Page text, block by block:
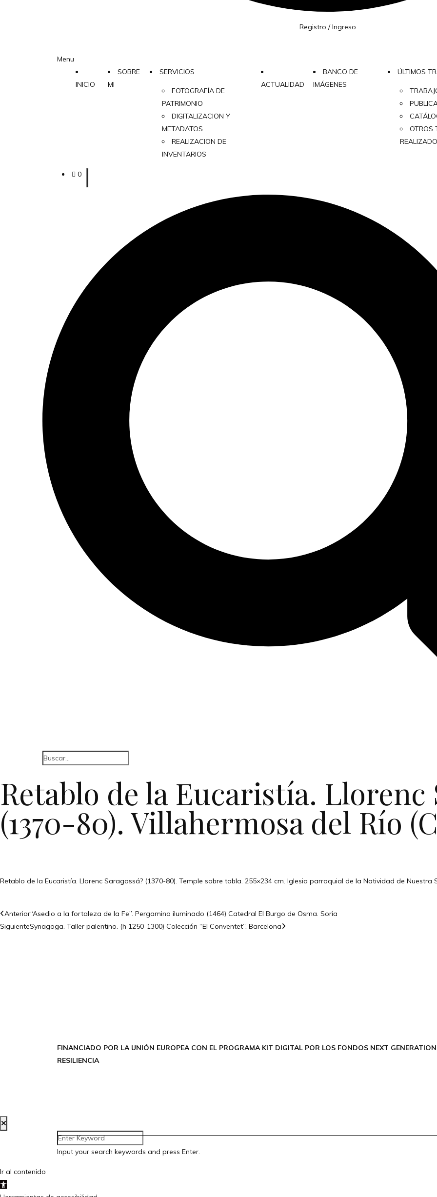
Registro / Ingreso
Menu
INICIO
SOBRE
MI
SERVICIOS
FOTOGRAFÍA DE
PATRIMONIO
DIGITALIZACION Y
METADATOS
REALIZACION DE
INVENTARIOS
ACTUALIDAD
BANCO DE
IMÁGENES
ÚLTIMOS
OTROS
0
Retablo de la Eucaristía. Llorenc
(1370-80). Villahermosa del Río
Retablo de la Eucaristía. Llorenc Saragossá? (1370-80). Temple sobre tabla. 255×234 cm. Iglesia parroquial de la Natividad de Nuestra
Anterior“Asedio a la fortaleza de la Fe”. Pergamino iluminado (1464) Catedral El Burgo de Osma. Soria
SiguienteSynagoga. Taller palentino. (h 1250-1300) Colección “El Conventet”. Barcelona
FINANCIADO POR LA UNIÓN EUROPEA CON EL PROGRAMA KIT DIGITAL POR LOS FONDOS NEXT
RESILIENCIA
Input your search keywords and press Enter.
Ir al contenido
Abrir barra de herramientas